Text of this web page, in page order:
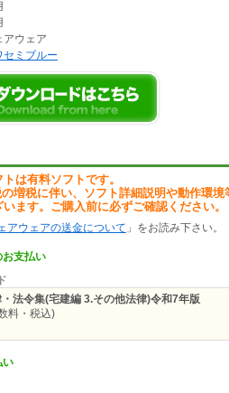
)が多くなります。
なれば、分量は少なくなりますが、ヒット率
否かは 過去5回の試験についてその試験より
アウェア
セミブルー
は有料ソフトです。
増税に伴い、ソフト詳細説明や動作環
ます。ご購入前に必ずご確認ください。
アウェアの送金について 」をお読み下さい。
お支払い
法令集(宅建編 3.その他法律)令和7年版
料・税込)
い